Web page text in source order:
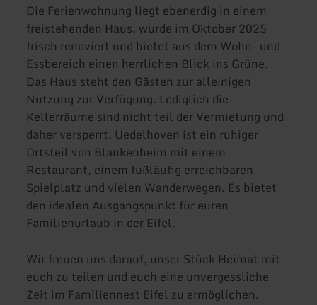
Die Ferienwohnung liegt ebenerdig in einem
freistehenden Haus, wurde im Oktober 2025
frisch renoviert und bietet aus dem Wohn- und
Essbereich einen herrlichen Blick ins Grüne.
Das Haus steht den Gästen zur alleinigen
Nutzung zur Verfügung. Lediglich die
Kellerräume sind nicht teil der Vermietung und
daher versperrt. Uedelhoven ist ein ruhiger
Ortsteil von Blankenheim mit einem
Restaurant, einem fußläufig erreichbaren
Spielplatz und vielen Wanderwegen. Es bietet
den idealen Ausgangspunkt für euren
Familienurlaub in der Eifel.
Wir freuen uns darauf, unser Stück Heimat mit
euch zu teilen und euch eine unvergessliche
Zeit im Familiennest Eifel zu ermöglichen.